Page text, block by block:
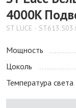
4000K
ST LUCE
Мощность
Цоколь
Температура света